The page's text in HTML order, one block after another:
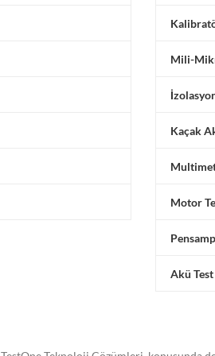
Mili-
Kaçak
Motor
Akü Test